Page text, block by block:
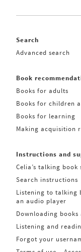
Search
Advanced search
Book
Books for adults
Books for children
Books for learning
Making acquisition
Instructions and
Celia’s talking book
Search instructions
Listening to talking
an audio player
Downloading books
Listening and
Forgot your